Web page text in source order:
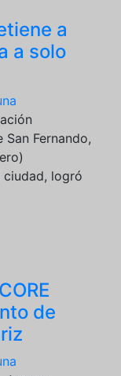
a
a solo
Fernando,
ciudad, logró
de